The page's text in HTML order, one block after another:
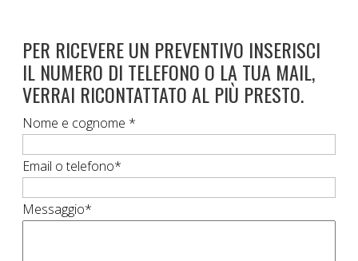
PER RICEVERE UN PREVENTIVO INSERISCI
IL NUMERO DI TELEFONO O LA TUA MAIL,
VERRAI RICONTATTATO AL PIÙ PRESTO.
Nome e cognome *
Email o telefono*
Messaggio*